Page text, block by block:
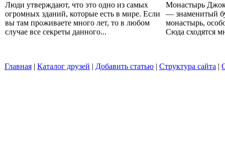
Люди утверждают, что это одно из самых
огромных зданий, которые есть в мире. Если
вы там проживаете много лет, то в любом
случае все секреты данного...
Монастырь
— знаменитый
монастырь,
Сюда сходятся
Главная | Каталог друзей | Добавить статью | Структура сайта |